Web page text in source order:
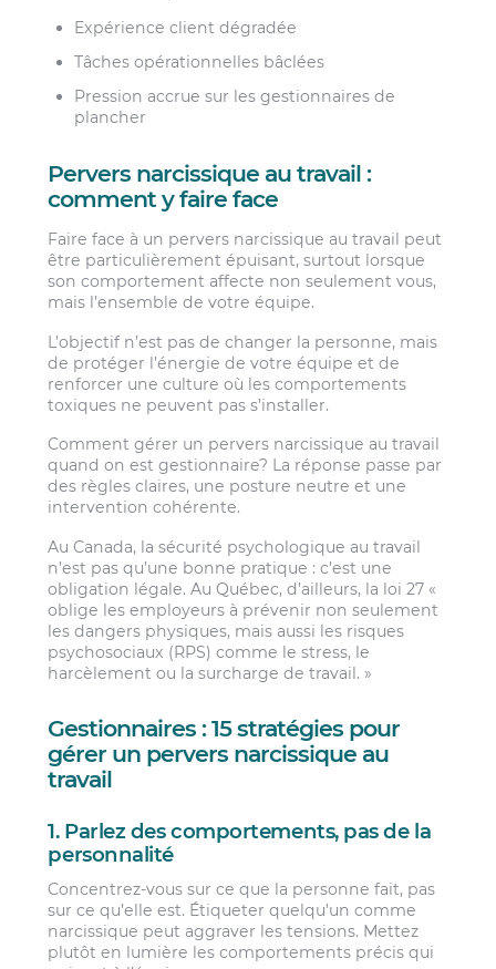
Expérience client dégradée
Tâches opérationnelles bâclées
Pression accrue sur les gestionnaires de
plancher
Pervers narcissique au travail :
comment y faire face
Faire face à un pervers narcissique au travail peut
être particulièrement épuisant, surtout lorsque
son comportement affecte non seulement vous,
mais l’ensemble de votre équipe.
L’objectif n’est pas de changer la personne, mais
de protéger l’énergie de votre équipe et de
renforcer une culture où les comportements
toxiques ne peuvent pas s’installer.
Comment gérer un pervers narcissique au travail
quand on est gestionnaire? La réponse passe par
des règles claires, une posture neutre et une
intervention cohérente.
Au Canada, la sécurité psychologique au travail
n’est pas qu’une bonne pratique : c’est une
obligation légale. Au Québec, d’ailleurs, la loi 27 «
oblige les employeurs à prévenir non seulement
les dangers physiques, mais aussi les risques
psychosociaux (RPS) comme le stress, le
harcèlement ou la surcharge de travail. »
Gestionnaires : 15 stratégies pour
gérer un pervers narcissique au
travail
1. Parlez des comportements, pas de la
personnalité
Concentrez-vous sur ce que la personne fait, pas
sur ce qu’elle est. Étiqueter quelqu’un comme
narcissique peut aggraver les tensions. Mettez
plutôt en lumière les comportements précis qui